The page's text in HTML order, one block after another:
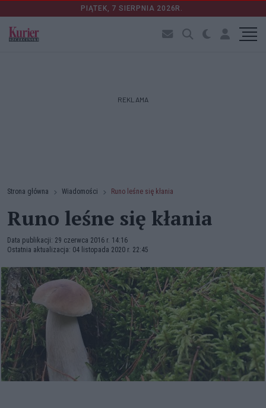
PIĄTEK, 7 SIERPNIA 2026R.
REKLAMA
Strona główna Wiadomości Runo leśne się kłania
Runo leśne się kłania
Data publikacji: 29 czerwca 2016 r. 14:16
Ostatnia aktualizacja: 04 listopada 2020 r. 22:45